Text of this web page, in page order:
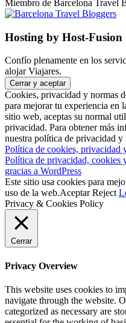
Miembro de Barcelona Travel
Hosting by Host-Fusion
Confío plenamente en los
alojar Viajares.
Cookies, privacidad y normas
para mejorar tu experiencia en
sitio web, aceptas su normal
privacidad. Para obtener más
nuestra política de privacidad y
Política de cookies, privacidad
Política de privacidad, cookies
gracias a WordPress
Este sitio usa cookies para
uso de la web.Aceptar Reject
Privacy & Cookies Policy
Cerrar
Privacy Overview
This website uses cookies to
navigate through the website.
categorized as necessary are